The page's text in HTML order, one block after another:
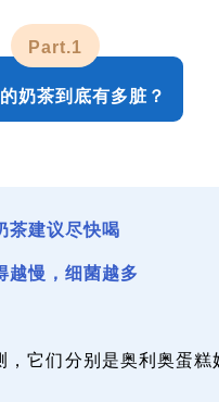
Part.1
奶茶到底有多脏？
茶建议尽快喝
越慢，细菌越多
它们分别是奥利奥蛋